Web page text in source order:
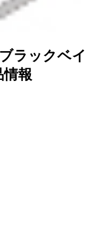
ラックベイ
情報